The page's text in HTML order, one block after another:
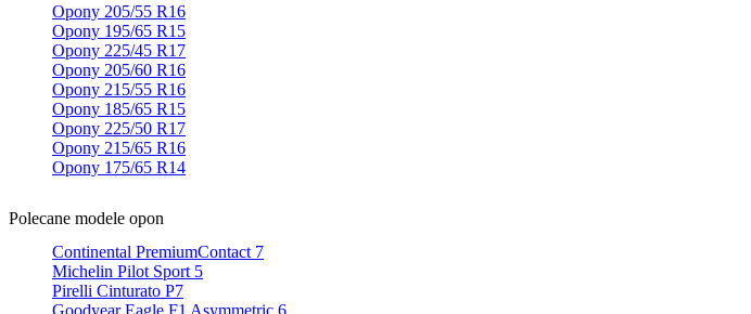
Opony 205/55 R16
Opony 195/65 R15
Opony 225/45 R17
Opony 205/60 R16
Opony 215/55 R16
Opony 185/65 R15
Opony 225/50 R17
Opony 215/65 R16
Opony 175/65 R14
Polecane modele opon
Continental PremiumContact 7
Michelin Pilot Sport 5
Pirelli Cinturato P7